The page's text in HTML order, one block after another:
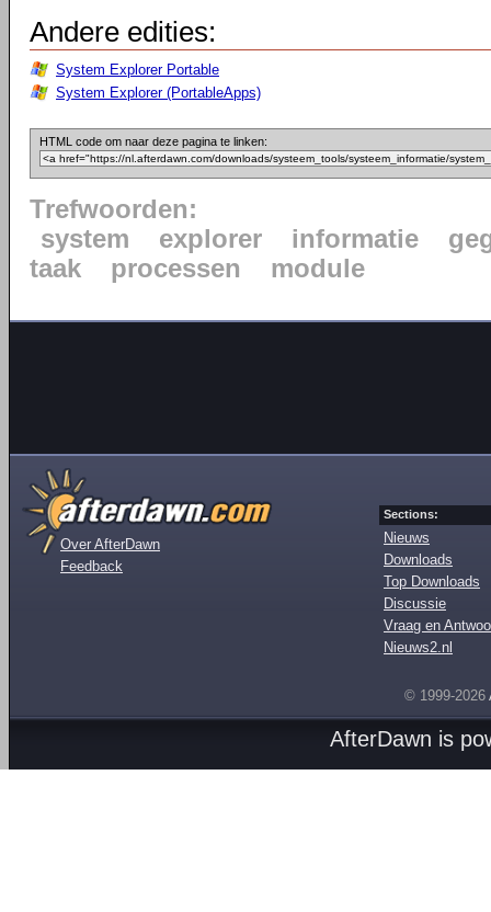
Andere edities:
System Explorer Portable
System Explorer (PortableApps)
HTML code om naar deze pagina te linken:
Trefwoorden:
system
explorer informatie
taak
processen module
Over AfterDawn
Feedback
Sections:
Nieuws
Downloads
Top Downloads
Discussie
Vraag en
Nieuws2.nl
© 1999-2026
AfterDawn is